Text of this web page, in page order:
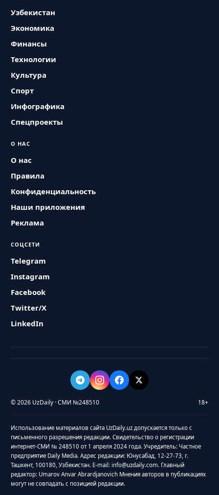
Узбекистан
Экономика
Финансы
Технологии
Культура
Спорт
Инфографика
Спецпроекты
О НАС
О нас
Правила
Конфиденциальность
Наши приложения
Реклама
СОЦСЕТИ
Telegram
Instagram
Facebook
Twitter/X
LinkedIn
© 2026 UzDaily · СМИ №248510 18+
Использование материалов сайта UzDaily.uz допускается только с
письменного разрешения редакции. Свидетельство о регистрации
интернет-СМИ № 248510 от 1 апреля 2024 года. Учредитель: Частное
предприятие Daily Media. Адрес редакции: Юнусабад, 12-27-73, г.
Ташкент, 100180, Узбекистан. E-mail: info@uzdaily.com. Главный
редактор: Umarov Anvar Abrardjanovich Мнения авторов в публикациях
могут не совпадать с позицией редакции.